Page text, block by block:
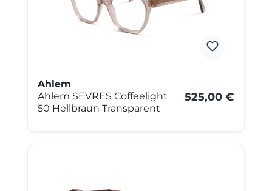
Ahlem
Ahlem SEVRES Coffeelight
50 Hellbraun Transparent
525,00 €